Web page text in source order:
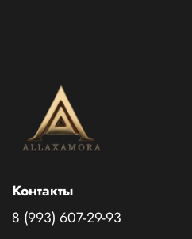
Контакты
8 (993) 607-29-93